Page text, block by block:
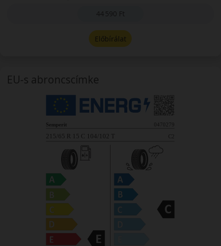
44 590 Ft
Előbírálat
EU-s abroncscímke